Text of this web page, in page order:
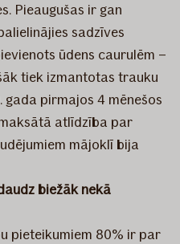
Pieaugušas ir gan
sadzīves
ūdens caurulēm –
tiek izmantotas trauku
gada pirmajos 4 mēnešos
atlīdzība par
mājoklī bija
biežāk nekā
pieteikumiem 80% ir par